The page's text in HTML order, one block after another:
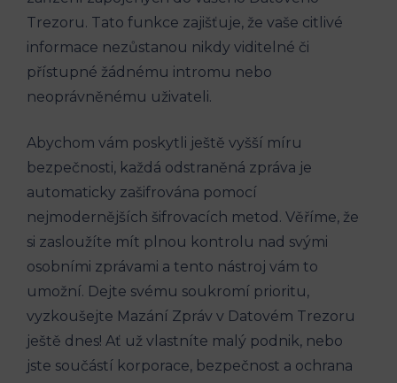
Trezoru. Tato funkce zajišťuje, že vaše citlivé
informace nezůstanou nikdy viditelné či
přístupné žádnému intromu nebo
neoprávněnému uživateli.
Abychom vám poskytli ještě vyšší míru
bezpečnosti, každá odstraněná zpráva je
automaticky zašifrována pomocí
nejmodernějších šifrovacích metod. Věříme, že
si zasloužíte mít plnou kontrolu nad svými
osobními zprávami a tento nástroj vám to
umožní. Dejte svému soukromí prioritu,
vyzkoušejte Mazání Zpráv v Datovém Trezoru
ještě dnes! Ať už vlastníte malý podnik, nebo
jste součástí korporace, bezpečnost a ochrana